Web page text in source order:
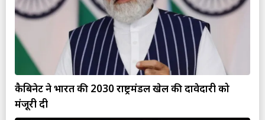
कैबिनेट ने भारत की 2030 राष्ट्रमंडल खेल की दावेदारी को
मंजूरी दी